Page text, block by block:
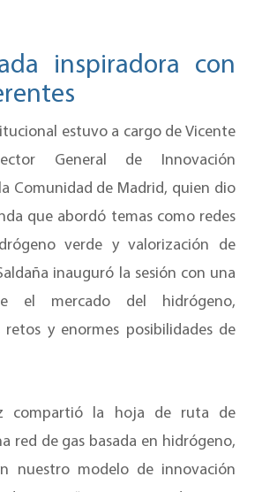
inspiradora con
estuvo a cargo de Vicente
General de Innovación
Comunidad de Madrid, quien dio
que abordó temas como redes
verde y valorización de
inauguró la sesión con una
el mercado del hidrógeno,
retos y enormes posibilidades de
compartió la hoja de ruta de
red de gas basada en hidrógeno,
nuestro modelo de innovación